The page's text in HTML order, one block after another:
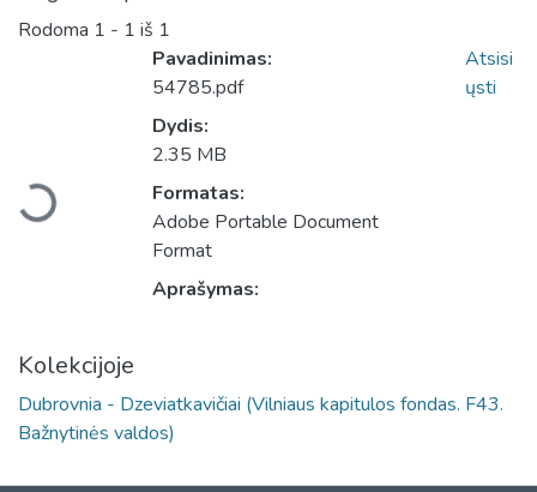
Rodoma 1 - 1 iš 1
Įkeliama...
Pavadinimas:
54785.pdf
Dydis:
2.35 MB
Formatas:
Adobe Portable Document
Format
Aprašymas:
Atsisi
ųsti
Kolekcijoje
Dubrovnia - Dzeviatkavičiai (Vilniaus kapitulos fondas. F43.
Bažnytinės valdos)